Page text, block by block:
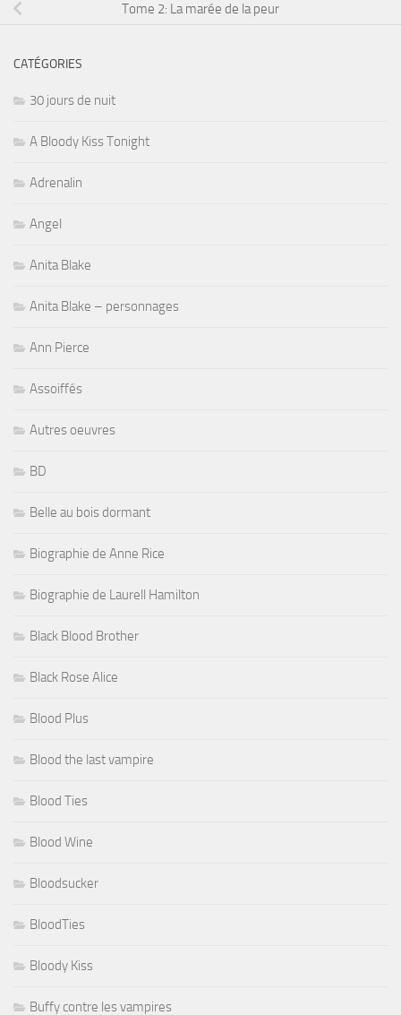
Tome 2: La marée de la peur
CATÉGORIES
30 jours de nuit
A Bloody Kiss Tonight
Adrenalin
Angel
Anita Blake
Anita Blake – personnages
Ann Pierce
Assoiffés
Autres oeuvres
BD
Belle au bois dormant
Biographie de Anne Rice
Biographie de Laurell Hamilton
Black Blood Brother
Black Rose Alice
Blood Plus
Blood the last vampire
Blood Ties
Blood Wine
Bloodsucker
BloodTies
Bloody Kiss
Buffy contre les vampires